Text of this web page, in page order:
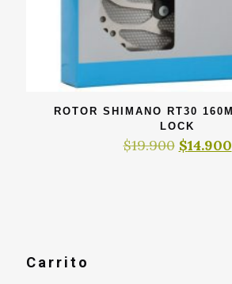
ROTOR SHIMANO RT30
LOCK
$19.900 El
$14.900
Carrito